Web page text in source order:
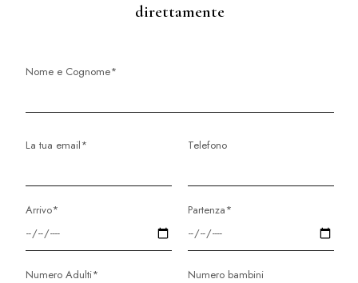
direttamente
Nome e Cognome*
La tua email* Telefono
Arrivo* Partenza*
Numero Adulti* Numero bambini